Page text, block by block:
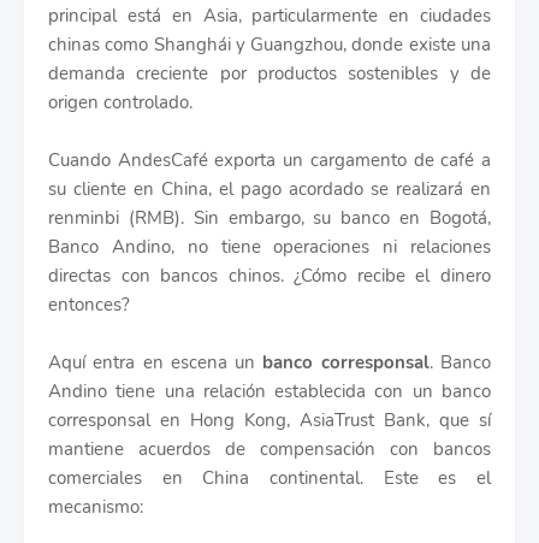
principal está en Asia, particularmente en ciudades
chinas como Shanghái y Guangzhou, donde existe una
demanda creciente por productos sostenibles y de
origen controlado.
Cuando AndesCafé exporta un cargamento de café a
su cliente en China, el pago acordado se realizará en
renminbi (RMB). Sin embargo, su banco en Bogotá,
Banco Andino, no tiene operaciones ni relaciones
directas con bancos chinos. ¿Cómo recibe el dinero
entonces?
Aquí entra en escena un banco corresponsal. Banco
Andino tiene una relación establecida con un banco
corresponsal en Hong Kong, AsiaTrust Bank, que sí
mantiene acuerdos de compensación con bancos
comerciales en China continental. Este es el
mecanismo: